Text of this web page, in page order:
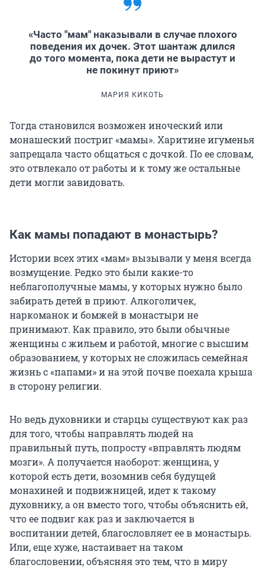
«Часто "мам" наказывали в случае плохого
поведения их дочек. Этот шантаж длился
до того момента, пока дети не вырастут и
не покинут приют»
МАРИЯ КИКОТЬ
Тогда становился возможен иноческий или
монашеский постриг «мамы». Харитине игуменья
запрещала часто общаться с дочкой. По ее словам,
это отвлекало от работы и к тому же остальные
дети могли завидовать.
Как мамы попадают в монастырь?
Истории всех этих «мам» вызывали у меня всегда
возмущение. Редко это были какие-то
неблагополучные мамы, у которых нужно было
забирать детей в приют. Алкоголичек,
наркоманок и бомжей в монастыри не
принимают. Как правило, это были обычные
женщины с жильем и работой, многие с высшим
образованием, у которых не сложилась семейная
жизнь с «папами» и на этой почве поехала крыша
в сторону религии.
Но ведь духовники и старцы существуют как раз
для того, чтобы направлять людей на
правильный путь, попросту «вправлять людям
мозги». А получается наоборот: женщина, у
которой есть дети, возомнив себя будущей
монахиней и подвижницей, идет к такому
духовнику, а он вместо того, чтобы объяснить ей,
что ее подвиг как раз и заключается в
воспитании детей, благословляет ее в монастырь.
Или, еще хуже, настаивает на таком
благословении, объясняя это тем, что в миру